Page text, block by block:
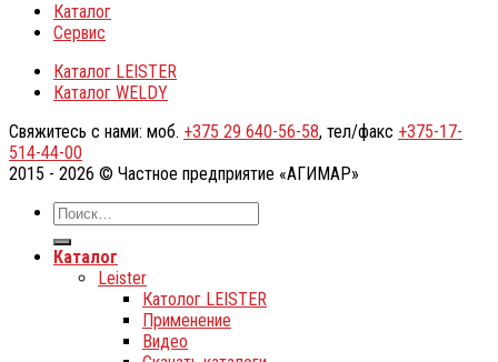
Каталог
Сервис
Каталог LEISTER
Каталог WELDY
Свяжитесь с нами: моб. +375 29 640-56-58, тел/факс +375-17-
514-44-00
2015 - 2026 © Частное предприятие «АГИМАР»
Каталог
Leister
Католог LEISTER
Применение
Видео